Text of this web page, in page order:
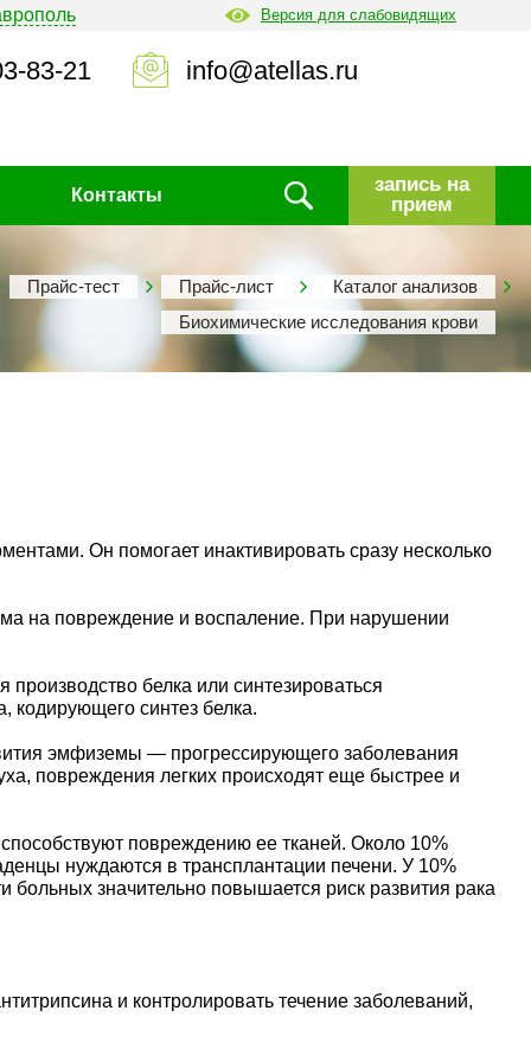
Версия для слабовидящих
83-21 info@atellas.ru
Контакты
запись на
прием
Прайс-тест Прайс-лист
Каталог анализов
Биохимические исследования крови
Он помогает инактивировать сразу несколько
на повреждение и воспаление. При нарушении
белка или синтезироваться
кодирующего синтез белка.
эмфиземы — прогрессирующего заболевания
повреждения легких происходят еще быстрее и
повреждению ее тканей. Около 10%
нуждаются в трансплантации печени. У 10%
больных значительно повышается риск развития рака
и контролировать течение заболеваний,